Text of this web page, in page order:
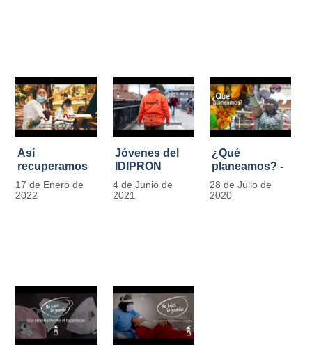
Así
recuperamos
las bancas del
Park Way
17 de Enero de
2022
Jóvenes del
IDIPRON
comprometidos
con la
4 de Junio de
2021
¿Qué
planeamos? -
Por Carlos
Marín, director
28 de Julio de
2020